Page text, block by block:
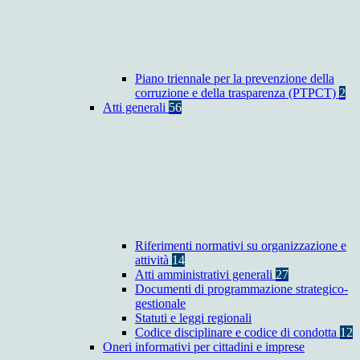
Piano triennale per la prevenzione della
corruzione e della trasparenza (PTPCT) 2
Atti generali 56
Riferimenti normativi su organizzazione e
attività 14
Atti amministrativi generali 27
Documenti di programmazione strategico-
gestionale
Statuti e leggi regionali
Codice disciplinare e codice di condotta 12
Oneri informativi per cittadini e imprese